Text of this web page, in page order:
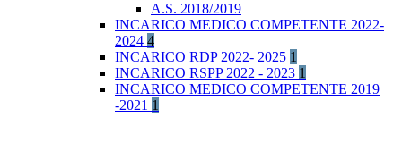
A.S. 2018/2019
INCARICO MEDICO COMPETENTE 2022-
2024 4
INCARICO RDP 2022- 2025 1
INCARICO RSPP 2022 - 2023 1
INCARICO MEDICO COMPETENTE 2019
-2021 1